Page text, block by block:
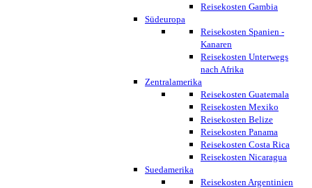
Reisekosten Gambia
Südeuropa
Reisekosten Spanien -
Kanaren
Reisekosten Unterwegs
nach Afrika
Zentralamerika
Reisekosten Guatemala
Reisekosten Mexiko
Reisekosten Belize
Reisekosten Panama
Reisekosten Costa Rica
Reisekosten Nicaragua
Suedamerika
Reisekosten Argentinien